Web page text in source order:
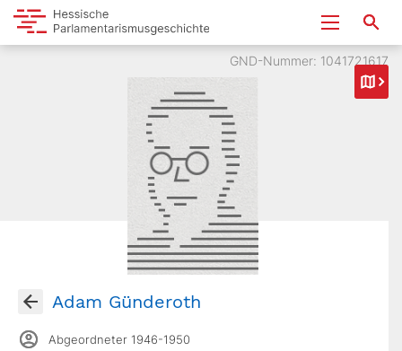
GND-Nummer: 1041721617
Adam Günderoth
Abgeordneter 1946-1950